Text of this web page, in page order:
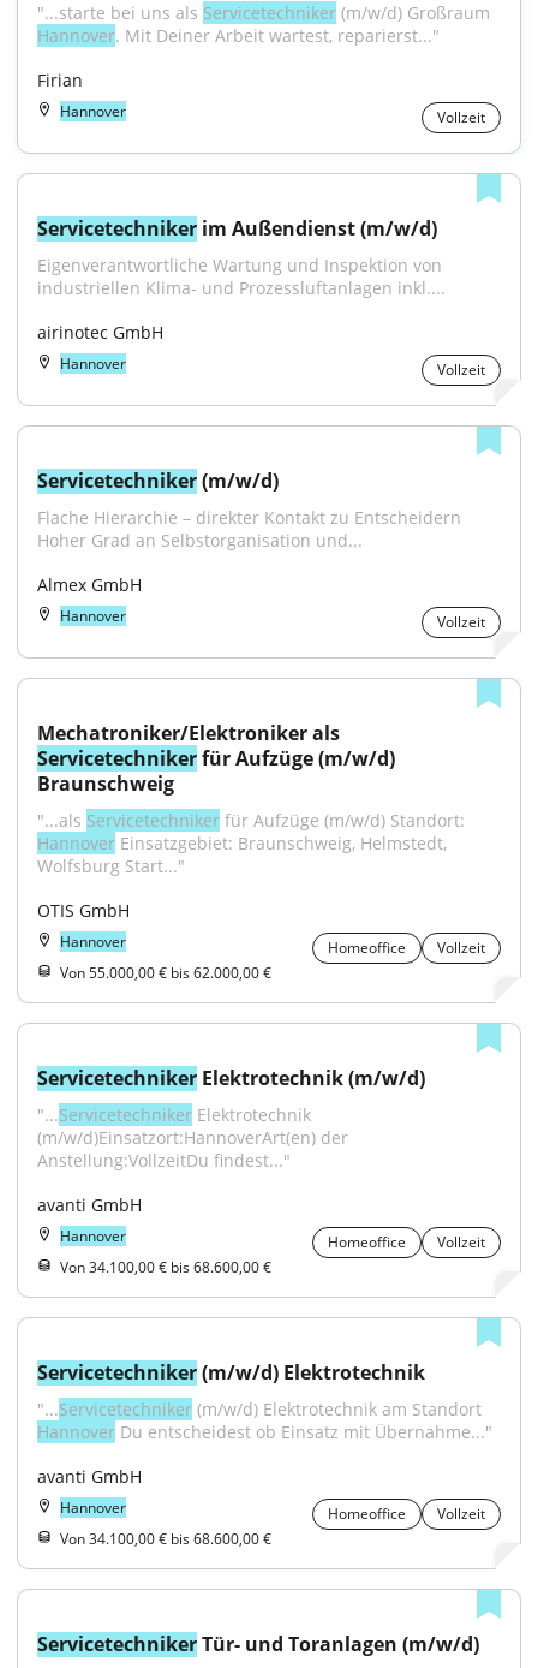
"...starte bei uns als Servicetechniker
Hannover. Mit Deiner Arbeit wartest, reparierst..."
Firian
Hannover Vollzeit
Servicetechniker im Außendienst (m/w/d)
Eigenverantwortliche Wartung und Inspektion von
industriellen Klima- und Prozessluftanlagen inkl....
airinotec GmbH
Hannover Vollzeit
Servicetechniker (m/w/d)
Flache Hierarchie – direkter Kontakt zu Entscheidern
Hoher Grad an Selbstorganisation und...
Almex GmbH
Hannover Vollzeit
Servicetechniker für Aufzüge (m/w/d)
Braunschweig
"...als Servicetechniker
Hannover Einsatzgebiet: Braunschweig, Helmstedt,
Wolfsburg Start..."
OTIS GmbH
Hannover Homeoffice
Vollzeit
Von 55.000,00 € bis 62.000,00 €
Servicetechniker Elektrotechnik (m/w/d)
"...Servicetechniker Elektrotechnik
(m/w/d)Einsatzort:HannoverArt(en) der
Anstellung:VollzeitDu findest..."
avanti GmbH
Hannover Homeoffice
Vollzeit
Von 34.100,00 € bis 68.600,00 €
Servicetechniker (m/w/d) Elektrotechnik
"...Servicetechniker
Hannover Du entscheidest ob Einsatz mit Übernahme..."
avanti GmbH
Hannover Homeoffice
Vollzeit
Von 34.100,00 € bis 68.600,00 €
Servicetechniker Tür- und Toranlagen (m/w/d)